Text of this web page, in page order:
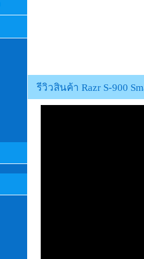
รีวิวสินค้า Razr S-900